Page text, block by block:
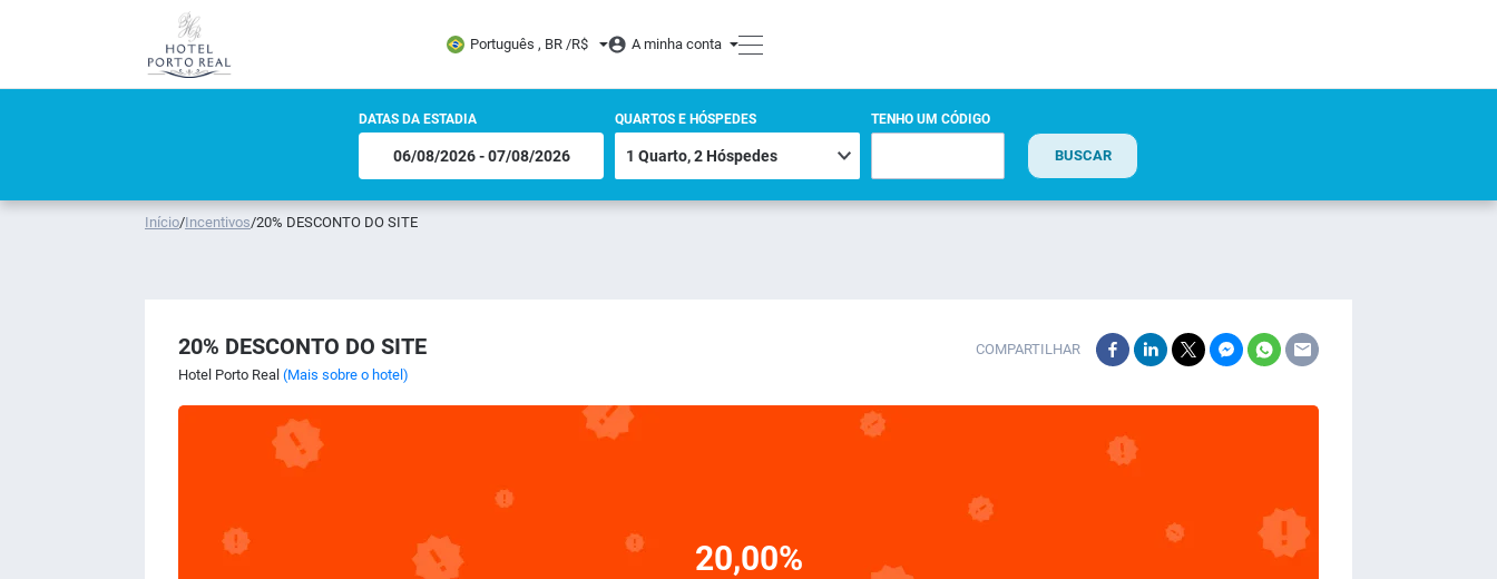
Português , BR /R$ A minha conta
DATAS DA ESTADIA QUARTOS E HÓSPEDES TENHO UM CÓDIGO
BUSCAR
Início/Incentivos/20% DESCONTO DO SITE
20% DESCONTO DO SITE
Hotel Porto Real (Mais sobre o hotel)
COMPARTILHAR
20,00%